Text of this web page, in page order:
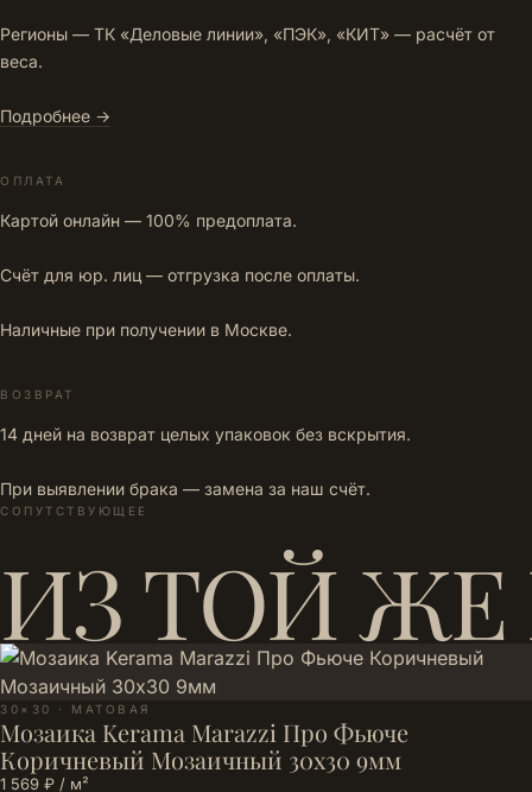
Регионы — ТК «Деловые линии», «ПЭК», «КИТ» — расчёт от
веса.
Подробнее →
ОПЛАТА
Картой онлайн — 100% предоплата.
Счёт для юр. лиц — отгрузка после оплаты.
Наличные при получении в Москве.
ВОЗВРАТ
14 дней на возврат целых упаковок без вскрытия.
При выявлении брака — замена за наш счёт.
СОПУТСТВУЮЩЕЕ
ИЗ ТОЙ ЖЕ
30×30 · МАТОВАЯ
Мозаика Kerama Marazzi Про Фьюче
Коричневый Мозаичный 30x30 9мм
1 569 ₽ / м²